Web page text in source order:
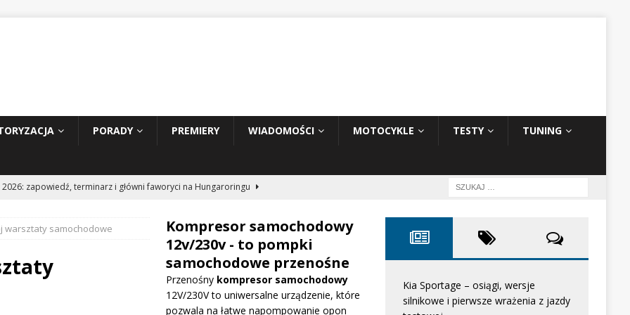
PORADY PREMIERY WIADOMOŚCI MOTOCYKLE TESTY TUNING
2026: zapowiedź, terminarz i główni faworyci na Hungaroringu
2: Tom Cruise wraca za kierownicę NASCAR
WIADOMOŚCI
dużą aktualizację na GP Węgier i testuje skrzydło Macarena
warsztaty samochodowe
Kompresor samochodowy
12v/230v - to pompki
samochodowe przenośne
Przenośny kompresor samochodowy
12V/230V to uniwersalne urządzenie, które
pozwala na łatwe napompowanie opon
Kia Sportage – osiągi, wersje
silnikowe i pierwsze wrażenia z jazdy